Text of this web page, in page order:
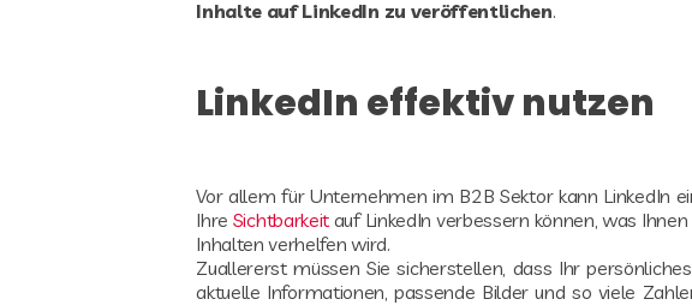
Inhalte auf LinkedIn zu veröffentlichen.
LinkedIn effektiv nutzen
Vor allem für Unternehmen im B2B Sektor kann LinkedIn
Ihre Sichtbarkeitauf LinkedIn verbessern können, was
Inhalten verhelfen wird.
Zuallererst müssen Sie sicherstellen, dass Ihr
aktuelle Informationen, passende Bilder und so viele